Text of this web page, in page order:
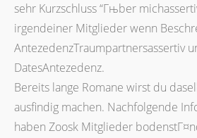
sehr Kurzschluss “Гњber
irgendeiner Mitglieder wenn
AntezedenzTraumpartnersassertiv
DatesAntezedenz.
Bereits lange Romane wirst du
ausfindig machen. Nachfolgende
haben Zoosk Mitglieder